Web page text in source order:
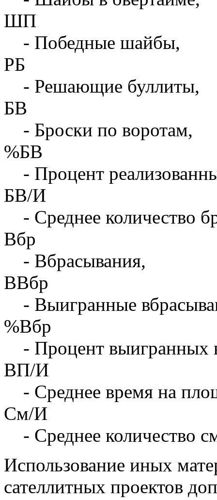
ШП
- Победные шайбы,
РБ
- Решающие буллиты,
БВ
- Броски по воротам,
%БВ
- Процент
БВ/И
- Среднее количество
Вбр
- Вбрасывания,
ВВбр
- Выигранные
%Вбр
- Процент выигранных
ВП/И
- Среднее время на
См/И
- Среднее количество
Использование иных
сателлитных проектов